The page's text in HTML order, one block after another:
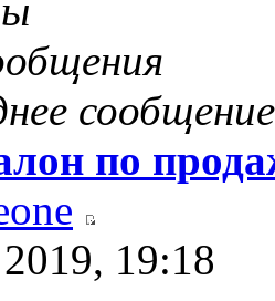
сообщение
по
19:18